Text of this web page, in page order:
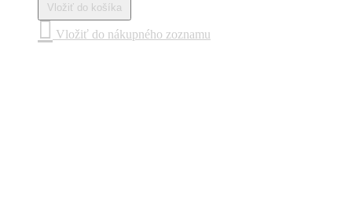
Vložiť do košíka
Vložiť do nákupného zoznamu